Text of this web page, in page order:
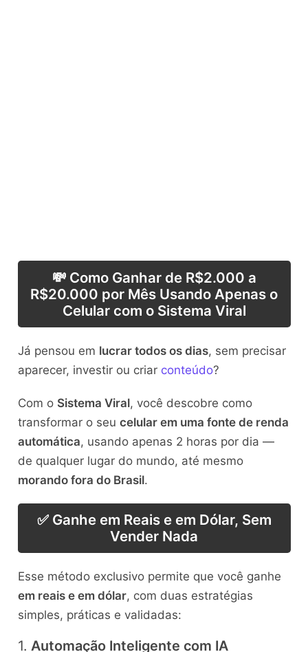
💸 Como Ganhar de R$2.000 a
R$20.000 por Mês Usando Apenas o
Celular com o Sistema Viral
Já pensou em lucrar todos os dias, sem precisar
aparecer, investir ou criar conteúdo?
Com o Sistema Viral, você descobre como
transformar o seu celular em uma fonte de renda
automática, usando apenas 2 horas por dia —
de qualquer lugar do mundo, até mesmo
morando fora do Brasil.
✅ Ganhe em Reais e em Dólar, Sem
Vender Nada
Esse método exclusivo permite que você ganhe
em reais e em dólar, com duas estratégias
simples, práticas e validadas:
1. Automação Inteligente com IA